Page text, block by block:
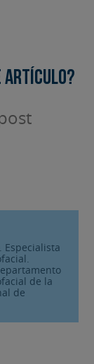
artículo?
Especialista
de la
de